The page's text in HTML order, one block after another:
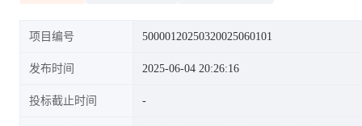
项目编号 50000120250320025060101
发布时间 2025-06-04 20:26:16
投标截止时间